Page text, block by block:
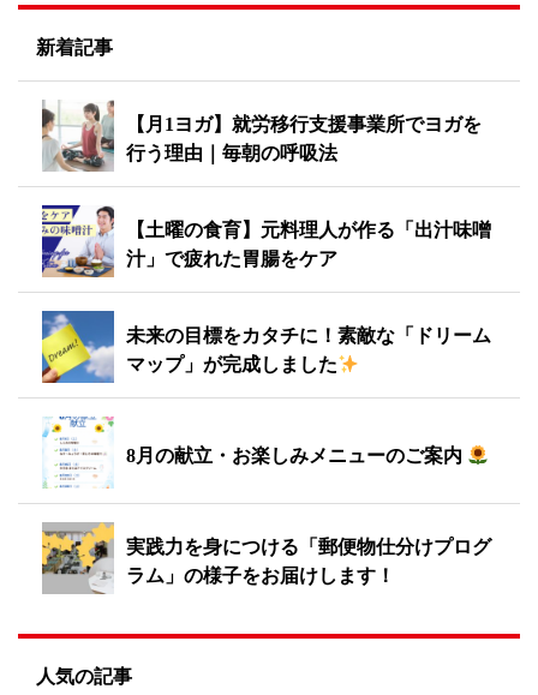
新着記事
【月1ヨガ】就労移行支援事業所でヨガを
行う理由｜毎朝の呼吸法
【土曜の食育】元料理人が作る「出汁味噌
汁」で疲れた胃腸をケア
未来の目標をカタチに！素敵な「ドリーム
マップ」が完成しました
8月の献立・お楽しみメニューのご案内
実践力を身につける「郵便物仕分けプログ
ラム」の様子をお届けします！
人気の記事